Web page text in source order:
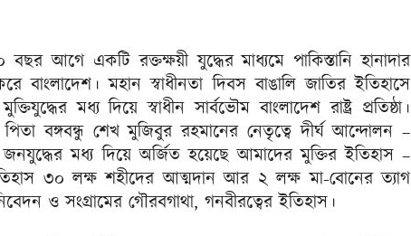
আগে একটি রক্তক্ষয়ী যুদ্ধের মাধ্যমে পাকিস্তানি হানাদার
বাংলাদেশ। মহান স্বাধীনতা দিবস বাঙালি জাতির ইতিহাসে
মধ্য দিয়ে স্বাধীন সার্বভৌম বাংলাদেশ রাষ্ট্র প্রতিষ্ঠা।
পিতা বঙ্গবন্ধু শেখ মুজিবুর রহমানের নেতৃত্বে দীর্ঘ আন্দোলন –
জনযুদ্ধের মধ্য দিয়ে অর্জিত হয়েছে আমাদের মুক্তির ইতিহাস –
ইতিহাস ৩০ লক্ষ শহীদের আত্মদান আর ২ লক্ষ মা-বোনের ত্যাগ
ও সংগ্রামের গৌরবগাথা, গনবীরত্বের ইতিহাস।